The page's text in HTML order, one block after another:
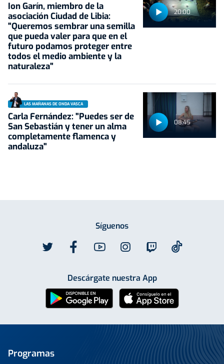
20:00
Ion Garín, miembro de la
asociación Ciudad de Libia:
"Queremos sembrar una semilla
que pueda valer para que en el
futuro podamos proteger entre
todos el medio ambiente y la
naturaleza"
08:45
LAS MAÑANAS DE ONDA VASCA
Carla Fernández: "Puedes ser de
San Sebastián y tener un alma
completamente flamenca y
andaluza"
Síguenos
Descárgate nuestra App
Programas